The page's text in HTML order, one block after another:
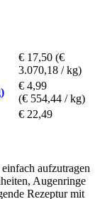
€ 17,50 (€
3.070,18 / kg)
€ 4,99
(€ 554,44 / kg)
€ 22,49
aufzutragen
Augenringe
Rezeptur mit